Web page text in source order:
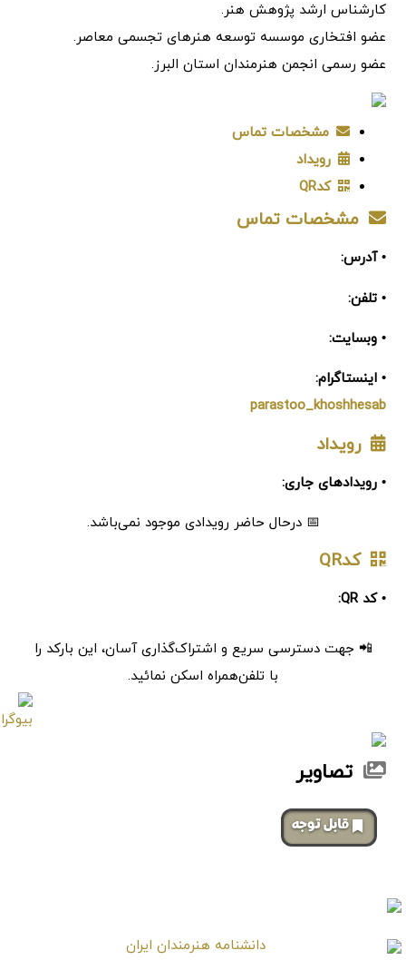
کارشناس ارشد پژوهش هنر.
عضو افتخاری موسسه توسعه هنرهای تجسمی معاصر.
عضو رسمی انجمن هنرمندان استان البرز.
مشخصات تماس
رویداد
کدQR
مشخصات تماس
• آدرس:
• تلفن:
• وبسایت:
• اینستاگرام:
parastoo_khoshhesab
رویداد
• رویدادهای جاری:
📅 درحال حاضر رویدادی موجود نمی‌باشد.
کدQR
• کد QR:
📲 جهت دسترسی سریع و اشتراک‌گذاری آسان، این بارکد را
با تلفن‌همراه اسکن نمائید.
تصاویر
‌قابل توجه